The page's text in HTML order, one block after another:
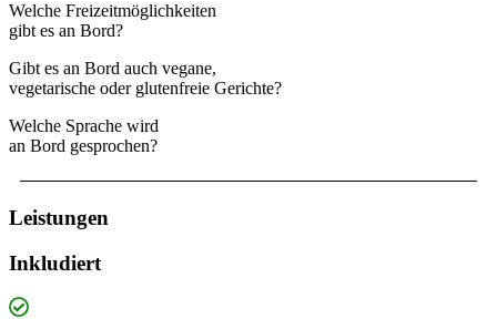
Welche Freizeitmöglichkeiten
gibt es an Bord?
Gibt es an Bord auch vegane,
vegetarische oder glutenfreie Gerichte?
Welche Sprache wird
an Bord gesprochen?
Leistungen
Inkludiert